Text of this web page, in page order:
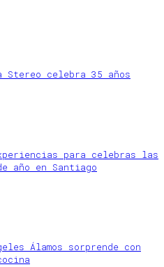
Stereo celebra 35 años
para celebras las
año en Santiago
Álamos sorprende con